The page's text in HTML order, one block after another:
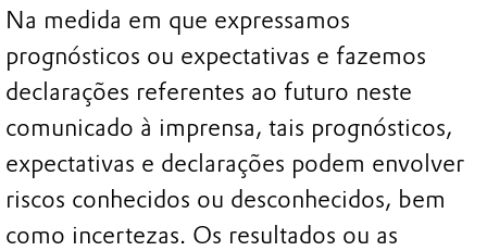
Na medida em que expressamos
prognósticos ou expectativas e fazemos
declarações referentes ao futuro neste
comunicado à imprensa, tais prognósticos,
expectativas e declarações podem envolver
riscos conhecidos ou desconhecidos, bem
como incertezas. Os resultados ou as